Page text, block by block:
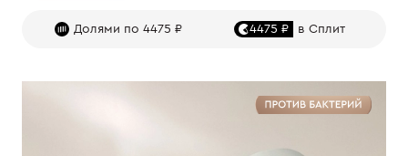
Долями по 4475 ₽ 4475 ₽ в Сплит